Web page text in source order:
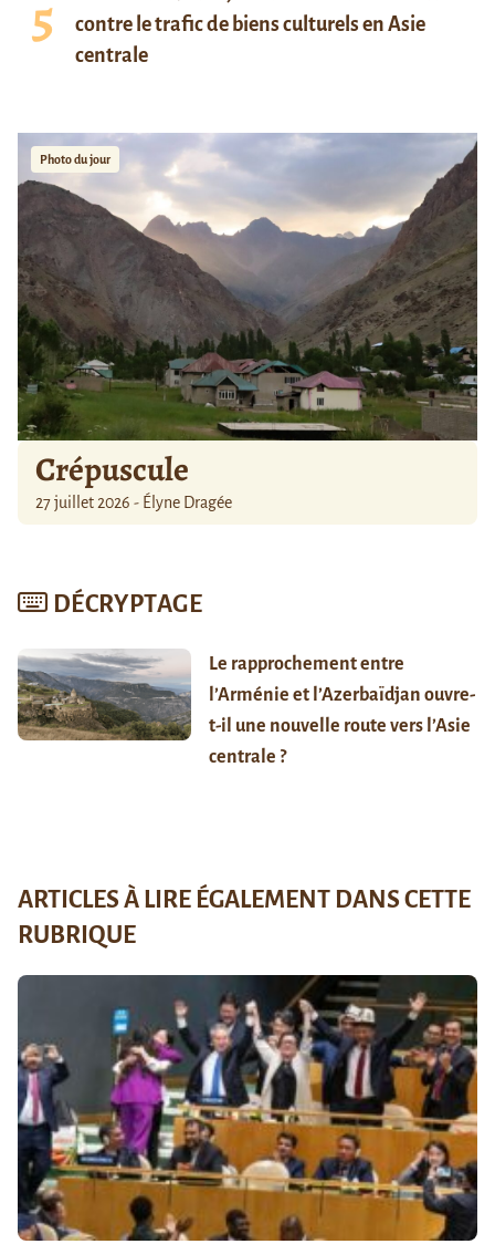
contre le trafic de biens culturels en Asie
centrale
Photo du jour
Crépuscule
27 juillet 2026 - Élyne Dragée
DÉCRYPTAGE
Le rapprochement entre
l’Arménie et l’Azerbaïdjan ouvre-
t-il une nouvelle route vers l’Asie
centrale ?
ARTICLES À LIRE ÉGALEMENT DANS CETTE
RUBRIQUE